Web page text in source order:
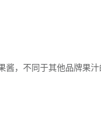
酱，不同于其他品牌果